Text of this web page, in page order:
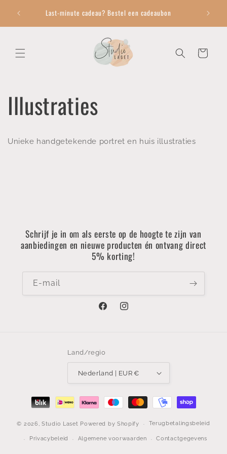
naar de
Last-minute cadeau? Bestel een cadeaubon Zoek
Winkelwagen
Illustraties
Unieke handgetekende portret en huis illustraties
Schrijf je in om als eerste op de hoogte te zijn van
aanbiedingen en nieuwe producten én ontvang direct
5% korting!
E‑mail
FacebookInstagram
Land/regio
Nederland | EUR €
Betaalmethoden
© 2026,Studio Laset Powered by Shopify Terugbetalingsbeleid
Privacybeleid Algemene voorwaarden Contactgegevens